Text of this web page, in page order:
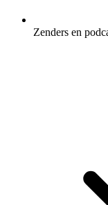
Zenders en